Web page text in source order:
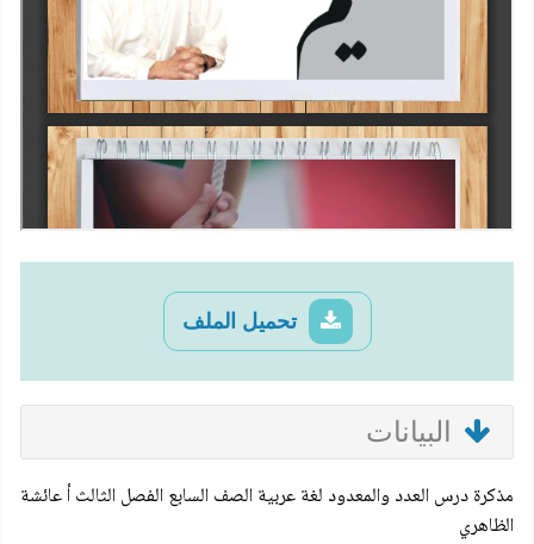
تحميل الملف
البيانات
مذكرة درس العدد والمعدود لغة عربية الصف السابع الفصل الثالث أ عائشة
الظاهري